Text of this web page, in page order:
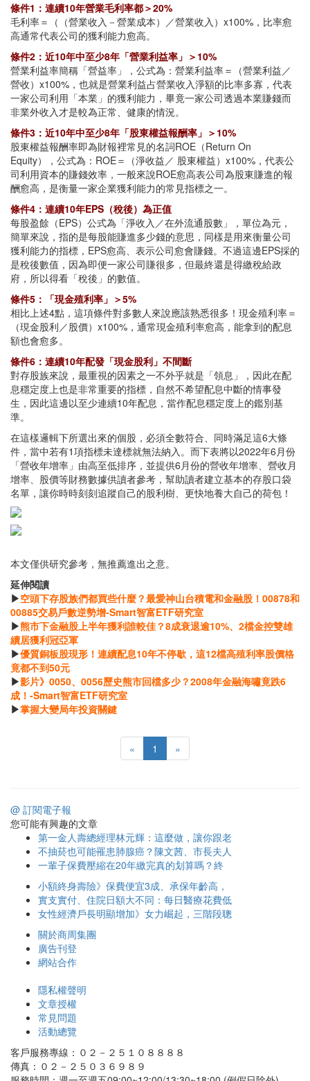
條件1：連續10年營業毛利率都＞20%
毛利率＝（（營業收入－營業成本）／營業收入）x100%，比率愈
高通常代表公司的獲利能力愈高。
條件2：近10年中至少8年「營業利益率」＞10%
營業利益率簡稱「營益率」，公式為：營業利益率＝（營業利益／
營收）x100%，也就是營業利益占營業收入淨額的比率多寡，代表
一家公司利用「本業」的獲利能力，畢竟一家公司透過本業賺錢而
非業外收入才是較為正常、健康的情況。
條件3：近10年中至少8年「股東權益報酬率」＞10%
股東權益報酬率即為財報裡常見的名詞ROE（Return On
Equity），公式為：ROE＝（淨收益／ 股東權益）x100%，代表公
司利用資本的賺錢效率，一般來說ROE愈高表公司為股東賺進的報
酬愈高，是衡量一家企業獲利能力的常見指標之一。
條件4：連續10年EPS（稅後）為正值
每股盈餘（EPS）公式為「淨收入／在外流通股數」，單位為元，
簡單來說，指的是每股能賺進多少錢的意思，同樣是用來衡量公司
獲利能力的指標，EPS愈高、表示公司愈會賺錢。不過這邊EPS採的
是稅後數值，因為即便一家公司賺很多，但最終還是得繳稅給政
府，所以得看「稅後」的數值。
條件5：「現金殖利率」＞5%
相比上述4點，這項條件對多數人來說應該熟悉很多！現金殖利率＝
（現金股利／股價）x100%，通常現金殖利率愈高，能拿到的配息
額也會愈多。
條件6：連續10年配發「現金股利」不間斷
對存股族來說，最重視的因素之一不外乎就是「領息」，因此在配
息穩定度上也是非常重要的指標，自然不希望配息中斷的情事發
生，因此這邊以至少連續10年配息，當作配息穩定度上的鑑別基
準。
在這樣邏輯下所選出來的個股，必須全數符合、同時滿足這6大條
件，當中若有1項指標未達標就無法納入。而下表將以2022年6月份
「營收年增率」由高至低排序，並提供6月份的營收年增率、營收月
增率、股價等財務數據供讀者參考，幫助讀者建立基本的存股口袋
名單，讓你時時刻刻追蹤自己的股利樹、更快地養大自己的荷包！
本文僅供研究參考，無推薦進出之意。
延伸閱讀
▶空頭下存股族們都買些什麼？最愛神山台積電和金融股！00878和
00885交易戶數逆勢增-Smart智富ETF研究室
▶熊市下金融股上半年獲利誰較佳？8成衰退逾10%、2檔金控雙雄
續居獲利冠亞軍
▶優質銅板股現形！連續配息10年不停歇，這12檔高殖利率股價格
竟都不到50元
▶影片》0050、0056歷史熊市回檔多少？2008年金融海嘯竟跌6
成！-Smart智富ETF研究室
▶掌握大變局年投資關鍵
« 1 »
@ 訂閱電子報
您可能有興趣的文章
第一金人壽總經理林元輝：這麼做，讓你跟老
不抽菸也可能罹患肺腺癌？陳文茜、市長夫人
一輩子保費壓縮在20年繳完真的划算嗎？終
小額終身壽險》保費便宜3成、承保年齡高，
實支實付、住院日額大不同：每日醫療花費低
女性經濟戶長明顯增加》女力崛起，三階段聰
關於商周集團
廣告刊登
網站合作
隱私權聲明
文章授權
常見問題
活動總覽
客戶服務專線：０２－２５１０８８８８
傳真：０２－２５０３６９８９